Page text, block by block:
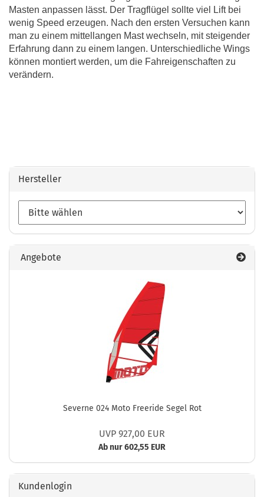
Masten anpassen lässt. Der Tragflügel sollte viel Lift bei
wenig Speed erzeugen. Nach den ersten Versuchen kann
man zu einem mittellangen Mast wechseln, mit steigender
Erfahrung dann zu einem langen. Unterschiedliche Wings
können montiert werden, um die Fahreigenschaften zu
verändern.
Hersteller
Angebote
Severne 024 Moto Freeride Segel Rot
UVP 927,00 EUR
Ab nur 602,55 EUR
Kundenlogin